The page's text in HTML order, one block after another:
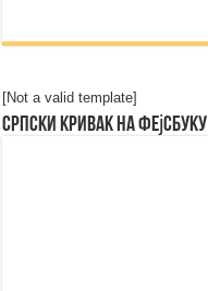
[Not a valid template]
Српски Кривак на Фејсбуку